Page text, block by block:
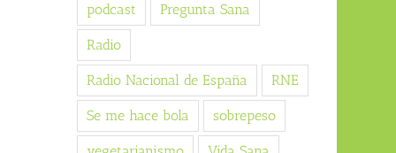
podcast Pregunta Sana
Radio
Radio Nacional de España RNE
Se me hace bola sobrepeso